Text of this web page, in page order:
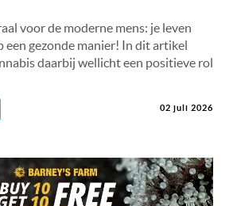
voor de moderne mens: je leven
een gezonde manier! In dit artikel
daarbij wellicht een positieve rol
02 juli 2026